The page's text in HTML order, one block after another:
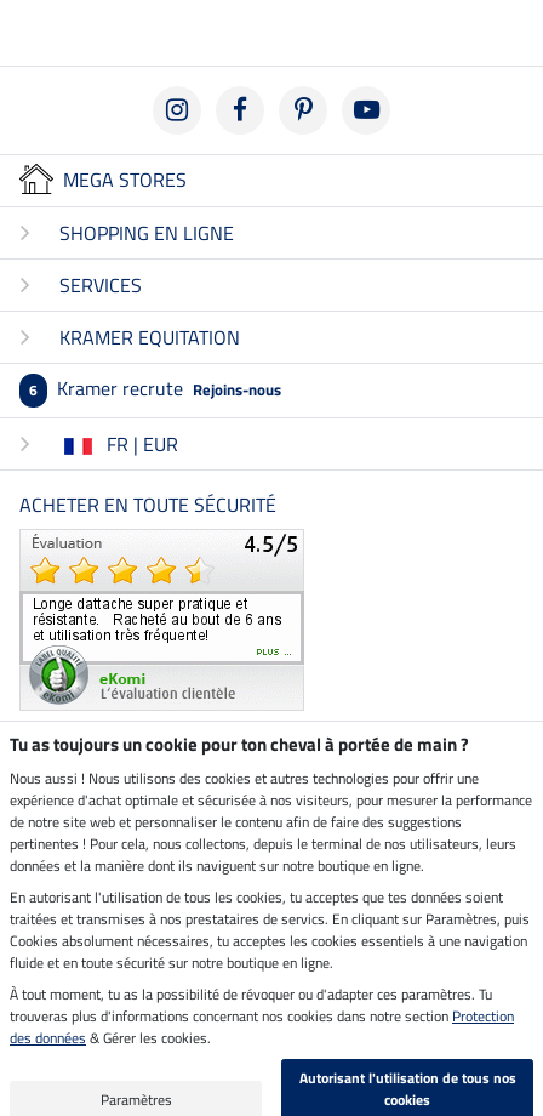
MEGA STORES
SHOPPING EN LIGNE
SERVICES
KRAMER EQUITATION
6 Kramer recrute Rejoins-nous
FR | EUR
ACHETER EN TOUTE SÉCURITÉ
Boutique climatiquement
neutre
Livraison par
Paiement sécurisé
Mentions légales
Dernière actualisation le 08.08.2026 à 14:33
Tous les prix s'entendent TVA incluse et
frais de port en sus
Tu as toujours un cookie pour ton cheval à portée de main ?
Nous aussi ! Nous utilisons des cookies et autres technologies pour offrir une
expérience d'achat optimale et sécurisée à nos visiteurs, pour mesurer la performance
de notre site web et personnaliser le contenu afin de faire des suggestions
pertinentes ! Pour cela, nous collectons, depuis le terminal de nos utilisateurs, leurs
données et la manière dont ils naviguent sur notre boutique en ligne.
En autorisant l'utilisation de tous les cookies, tu acceptes que tes données soient
traitées et transmises à nos prestataires de servics. En cliquant sur Paramètres, puis
Cookies absolument nécessaires, tu acceptes les cookies essentiels à une navigation
fluide et en toute sécurité sur notre boutique en ligne.
À tout moment, tu as la possibilité de révoquer ou d'adapter ces paramètres. Tu
trouveras plus d'informations concernant nos cookies dans notre section Protection
des données & Gérer les cookies.
Paramètres
Autorisant l'utilisation de tous nos
cookies